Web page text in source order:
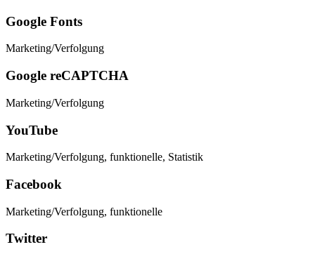
Google Fonts
Marketing/Verfolgung
Google reCAPTCHA
Marketing/Verfolgung
YouTube
Marketing/Verfolgung, funktionelle, Statistik
Facebook
Marketing/Verfolgung, funktionelle
Twitter